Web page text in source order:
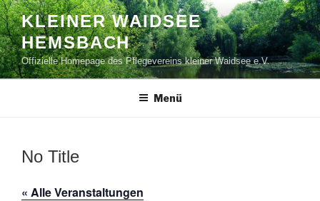
Zum
Inhalt
springen
KLEINER WAIDSEE
HEMSBACH
Offizielle Homepage des Pflegevereins kleiner Waidsee e.V.
Menü
No Title
« Alle Veranstaltungen